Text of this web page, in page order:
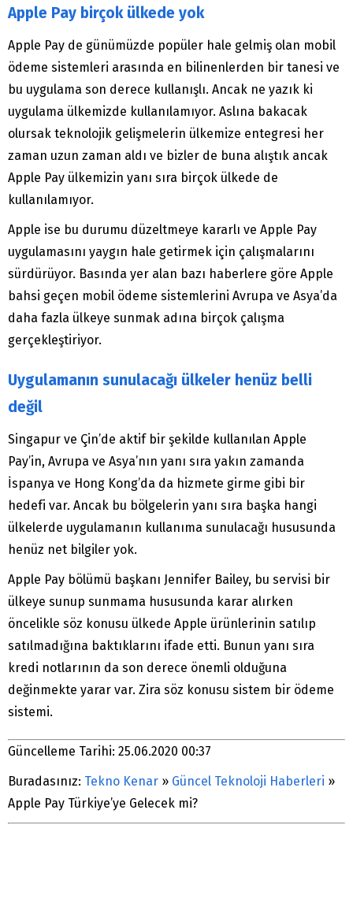
Apple Pay birçok ülkede yok
Apple Pay de günümüzde popüler hale gelmiş olan mobil
ödeme sistemleri arasında en bilinenlerden bir tanesi ve
bu uygulama son derece kullanışlı. Ancak ne yazık ki
uygulama ülkemizde kullanılamıyor. Aslına bakacak
olursak teknolojik gelişmelerin ülkemize entegresi her
zaman uzun zaman aldı ve bizler de buna alıştık ancak
Apple Pay ülkemizin yanı sıra birçok ülkede de
kullanılamıyor.
Apple ise bu durumu düzeltmeye kararlı ve Apple Pay
uygulamasını yaygın hale getirmek için çalışmalarını
sürdürüyor. Basında yer alan bazı haberlere göre Apple
bahsi geçen mobil ödeme sistemlerini Avrupa ve Asya’da
daha fazla ülkeye sunmak adına birçok çalışma
gerçekleştiriyor.
Uygulamanın sunulacağı ülkeler henüz belli
değil
Singapur ve Çin’de aktif bir şekilde kullanılan Apple
Pay’in, Avrupa ve Asya’nın yanı sıra yakın zamanda
İspanya ve Hong Kong’da da hizmete girme gibi bir
hedefi var. Ancak bu bölgelerin yanı sıra başka hangi
ülkelerde uygulamanın kullanıma sunulacağı hususunda
henüz net bilgiler yok.
Apple Pay bölümü başkanı Jennifer Bailey, bu servisi bir
ülkeye sunup sunmama hususunda karar alırken
öncelikle söz konusu ülkede Apple ürünlerinin satılıp
satılmadığına baktıklarını ifade etti. Bunun yanı sıra
kredi notlarının da son derece önemli olduğuna
değinmekte yarar var. Zira söz konusu sistem bir ödeme
sistemi.
Güncelleme Tarihi: 25.06.2020 00:37
Buradasınız: Tekno Kenar » Güncel Teknoloji Haberleri »
Apple Pay Türkiye’ye Gelecek mi?